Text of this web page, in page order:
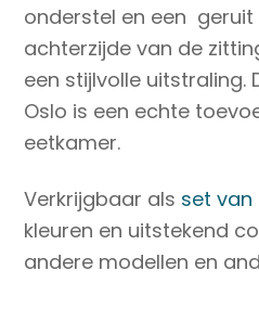
onderstel en een geruit
achterzijde van de
een stijlvolle uitstraling.
Oslo is een echte
eetkamer.
Verkrijgbaar als set van
kleuren en uitstekend
andere modellen en